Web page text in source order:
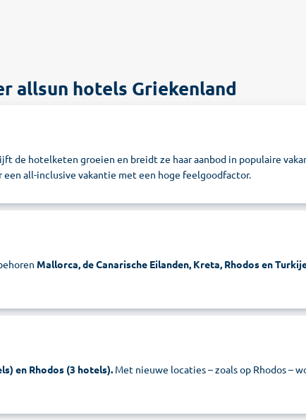
allsun hotels Griekenland
de hotelketen groeien en breidt ze haar aanbod in populaire
all-inclusive vakantie met een hoge feelgoodfactor.
Mallorca, de Canarische Eilanden, Kreta, Rhodos en
en Rhodos (3 hotels). Met nieuwe locaties – zoals op Rhodos –